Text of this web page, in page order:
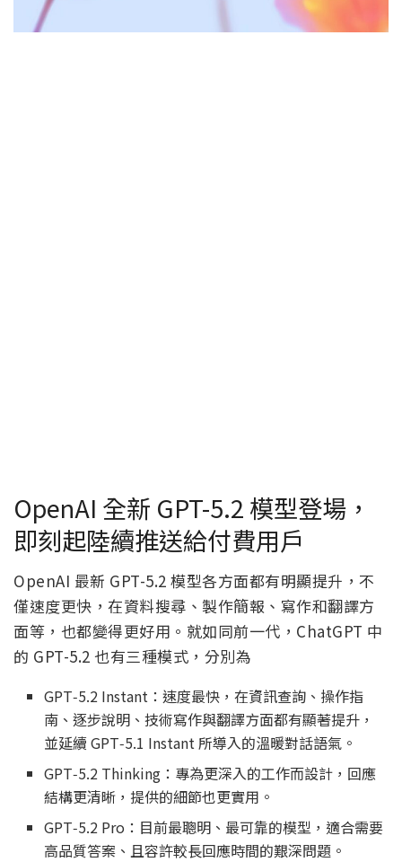
OpenAI 全新 GPT-5.2 模型登場，
即刻起陸續推送給付費用戶
OpenAI 最新 GPT-5.2 模型各方面都有明顯提升，不
僅速度更快，在資料搜尋、製作簡報、寫作和翻譯方
面等，也都變得更好用。就如同前一代，ChatGPT 中
的 GPT-5.2 也有三種模式，分別為
GPT‑5.2 Instant：速度最快，在資訊查詢、操作指
南、逐步說明、技術寫作與翻譯方面都有顯著提升，
並延續 GPT‑5.1 Instant 所導入的溫暖對話語氣。
GPT‑5.2 Thinking：專為更深入的工作而設計，回應
結構更清晰，提供的細節也更實用。
GPT‑5.2 Pro：目前最聰明、最可靠的模型，適合需要
高品質答案、且容許較長回應時間的艱深問題。